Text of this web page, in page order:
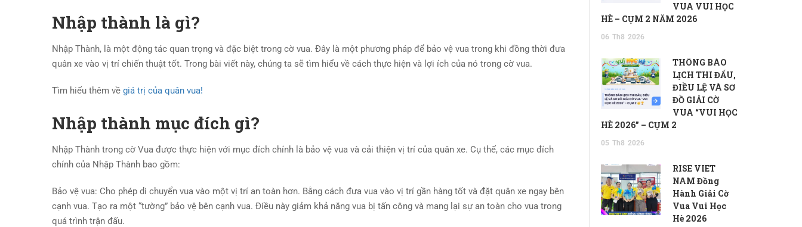
Nhập thành là gì?
Nhập Thành, là một động tác quan trọng và đặc biệt trong cờ vua. Đây là một phương pháp để bảo vệ vua trong khi đồng thời đưa
quân xe vào vị trí chiến thuật tốt. Trong bài viết này, chúng ta sẽ tìm hiểu về cách thực hiện và lợi ích của nó trong cờ vua.
Tìm hiểu thêm về giá trị của quân vua!
Nhập thành mục đích gì?
Nhập Thành trong cờ Vua được thực hiện với mục đích chính là bảo vệ vua và cải thiện vị trí của quân xe. Cụ thể, các mục đích
chính của Nhập Thành bao gồm:
Bảo vệ vua: Cho phép di chuyển vua vào một vị trí an toàn hơn. Bằng cách đưa vua vào vị trí gần hàng tốt và đặt quân xe ngay bên
cạnh vua. Tạo ra một “tường” bảo vệ bên cạnh vua. Điều này giảm khả năng vua bị tấn công và mang lại sự an toàn cho vua trong
quá trình trận đấu.
VUA VUI HỌC
HÈ – CỤM 2 NĂM 2026
06 Th8 2026
THÔNG BÁO
LỊCH THI ĐẤU,
ĐIỀU LỆ VÀ SƠ
ĐỒ GIẢI CỜ
VUA “VUI HỌC
HÈ 2026” – CỤM 2
05 Th8 2026
RISE VIET
NAM Đồng
Hành Giải Cờ
Vua Vui Học
Hè 2026